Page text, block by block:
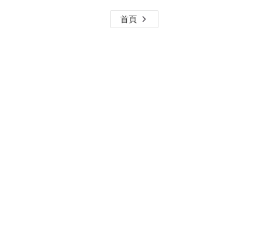
首頁